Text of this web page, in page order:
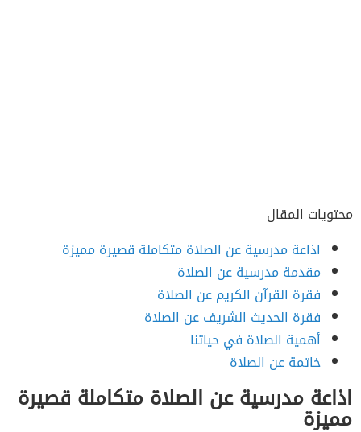
محتويات المقال
اذاعة مدرسية عن الصلاة متكاملة قصيرة مميزة
مقدمة مدرسية عن الصلاة
فقرة القرآن الكريم عن الصلاة
فقرة الحديث الشريف عن الصلاة
أهمية الصلاة في حياتنا
خاتمة عن الصلاة
اذاعة مدرسية عن الصلاة متكاملة قصيرة
مميزة